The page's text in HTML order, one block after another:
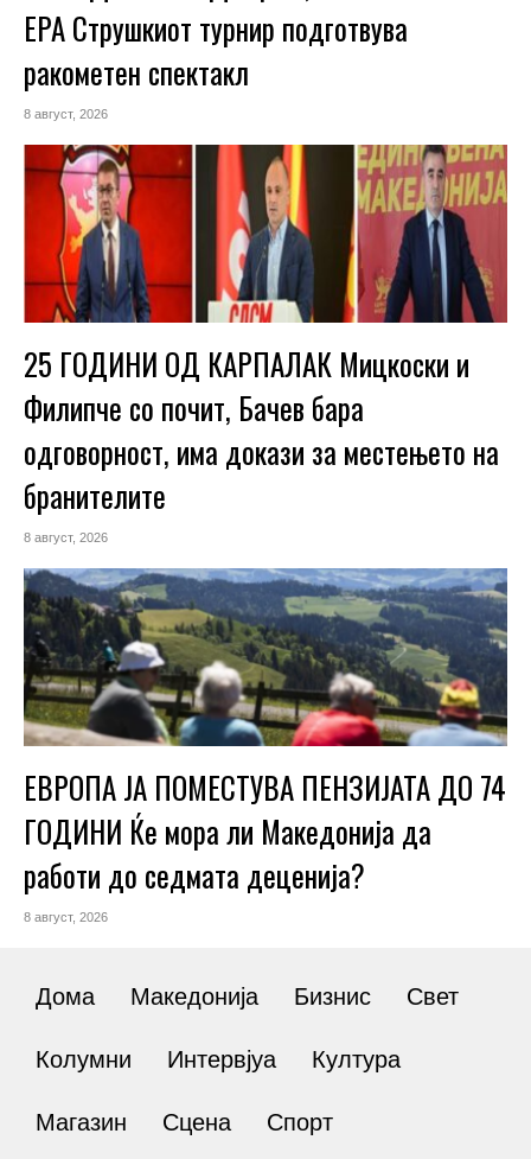
ЕРА Струшкиот турнир подготвува
ракометен спектакл
8 август, 2026
25 ГОДИНИ ОД КАРПАЛАК Мицкоски и
Филипче со почит, Бачев бара
одговорност, има докази за местењето на
бранителите
8 август, 2026
ЕВРОПА ЈА ПОМЕСТУВА ПЕНЗИЈАТА ДО 74
ГОДИНИ Ќе мора ли Македонија да
работи до седмата деценија?
8 август, 2026
Дома Македонија Бизнис Свет
Колумни Интервјуа Култура
Магазин Сцена Спорт